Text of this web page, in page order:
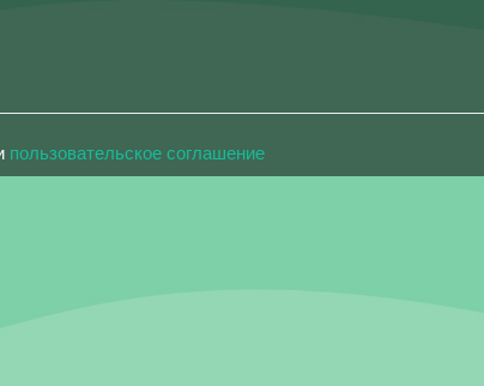
пользовательское соглашение